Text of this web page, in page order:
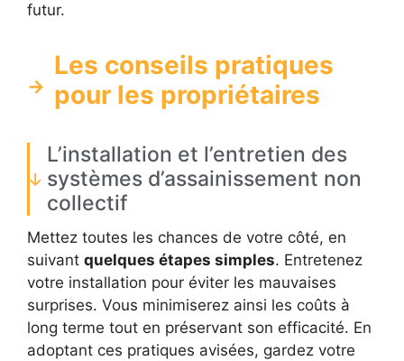
futur.
Les conseils pratiques
pour les propriétaires
L’installation et l’entretien des
systèmes d’assainissement non
collectif
Mettez toutes les chances de votre côté, en
suivant quelques étapes simples. Entretenez
votre installation pour éviter les mauvaises
surprises. Vous minimiserez ainsi les coûts à
long terme tout en préservant son efficacité. En
adoptant ces pratiques avisées, gardez votre